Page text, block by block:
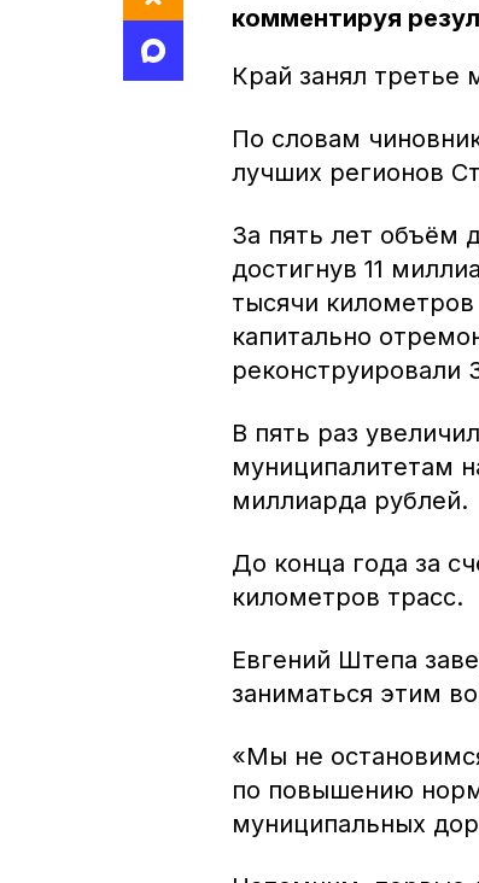
комментируя
Край занял третье
По словам
лучших регионов
За пять лет объём
достигнув 11
тысячи
капитально
реконструировали
В пять раз
муниципалитетам
миллиарда рублей.
До конца года за
километров трасс.
Евгений Штепа
заниматься этим
«Мы не
по повышению
муниципальных